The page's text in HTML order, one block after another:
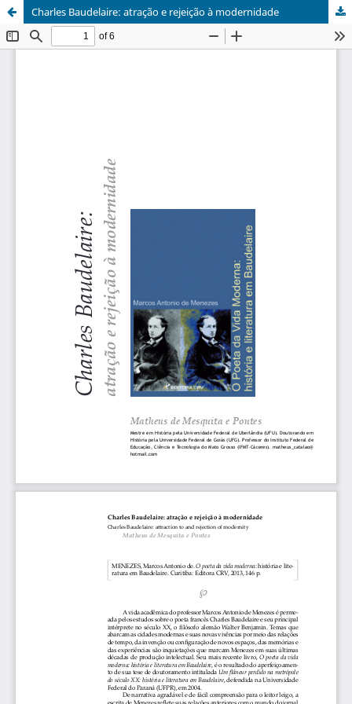
Charles Baudelaire: atração e rejeição à modernidade